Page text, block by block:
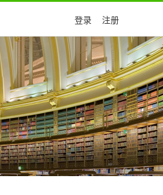
登录 注册